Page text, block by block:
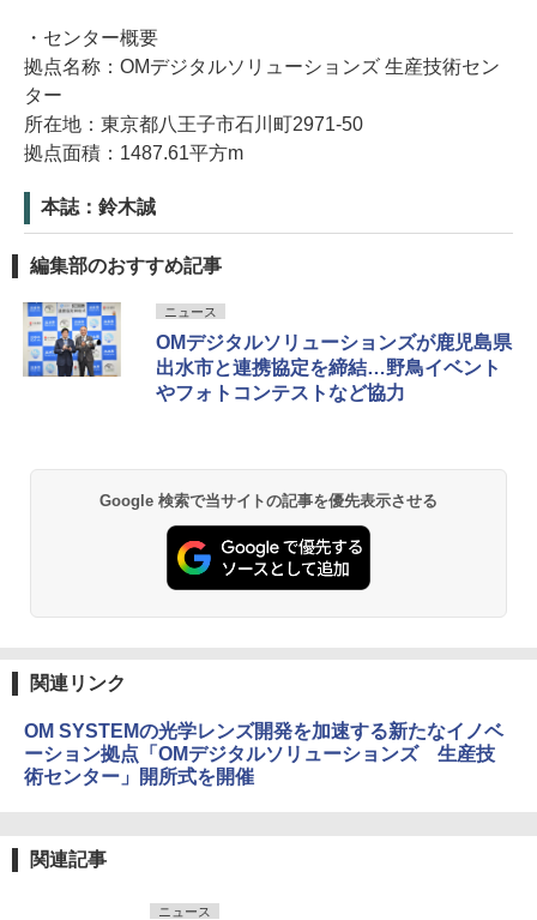
・センター概要
拠点名称：OMデジタルソリューションズ 生産技術セン
ター
所在地：東京都八王子市石川町2971-50
拠点面積：1487.61平方m
本誌：鈴木誠
編集部のおすすめ記事
ニュース
OMデジタルソリューションズが鹿児島県
出水市と連携協定を締結…野鳥イベント
やフォトコンテストなど協力
Google 検索で当サイトの記事を優先表示させる
関連リンク
OM SYSTEMの光学レンズ開発を加速する新たなイノベ
ーション拠点「OMデジタルソリューションズ 生産技
術センター」開所式を開催
関連記事
ニュース